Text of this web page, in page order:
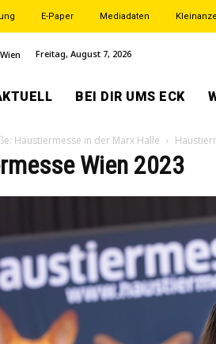
E-Paper Mediadaten
Wien Freitag, August 7, 2026
BEI DIR UMS ECK
Haustiermesse in der Marx Halle
Wien 2023